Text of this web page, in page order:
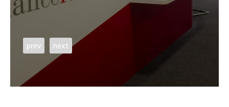
le
prev next